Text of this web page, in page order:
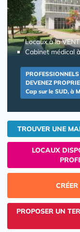
Locaux à la
Cabinet médical
DEVENEZ
Cap sur le SUD, à
TROUVER UNE
LOCAUX
PROPOSER UN